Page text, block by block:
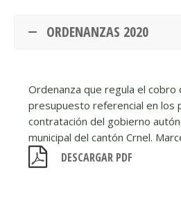
ORDENANZAS 2020
Ordenanza que regula el
presupuesto referencial en los
contratación del gobierno
municipal del cantón Crnel.
DESCARGAR PDF